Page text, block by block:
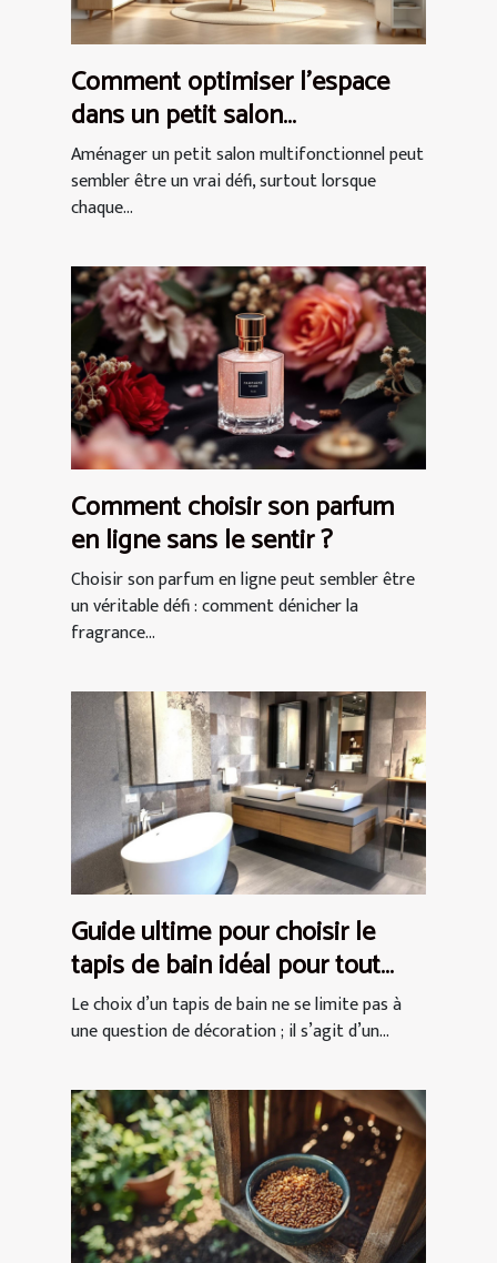
Comment optimiser l'espace
dans un petit salon
multifonctionnel ?
Aménager un petit salon multifonctionnel peut
sembler être un vrai défi, surtout lorsque
chaque...
Comment choisir son parfum
en ligne sans le sentir ?
Choisir son parfum en ligne peut sembler être
un véritable défi : comment dénicher la
fragrance...
Guide ultime pour choisir le
tapis de bain idéal pour tout
espace
Le choix d’un tapis de bain ne se limite pas à
une question de décoration ; il s’agit d’un...